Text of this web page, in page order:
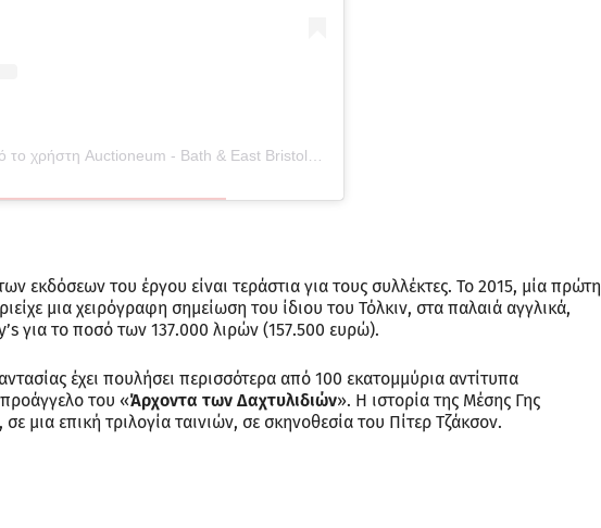
εκδόσεων του έργου είναι τεράστια για τους συλλέκτες. Το 2015, μία πρώτη
μια χειρόγραφη σημείωση του ίδιου του Τόλκιν, στα παλαιά αγγλικά,
για το ποσό των 137.000 λιρών (157.500 ευρώ).
έχει πουλήσει περισσότερα από 100 εκατομμύρια αντίτυπα
του «Άρχοντα των Δαχτυλιδιών». Η ιστορία της Μέσης Γης
μια επική τριλογία ταινιών, σε σκηνοθεσία του Πίτερ Τζάκσον.